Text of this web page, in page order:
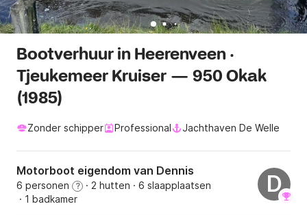
Bootverhuur in Heerenveen ·
Tjeukemeer Kruiser — 950 Okak
(1985)
Zonder schipper Professional Jachthaven De Welle
Motorboot eigendom van Dennis
6 personen ? · 2 hutten · 6 slaapplaatsen
· 1 badkamer
D